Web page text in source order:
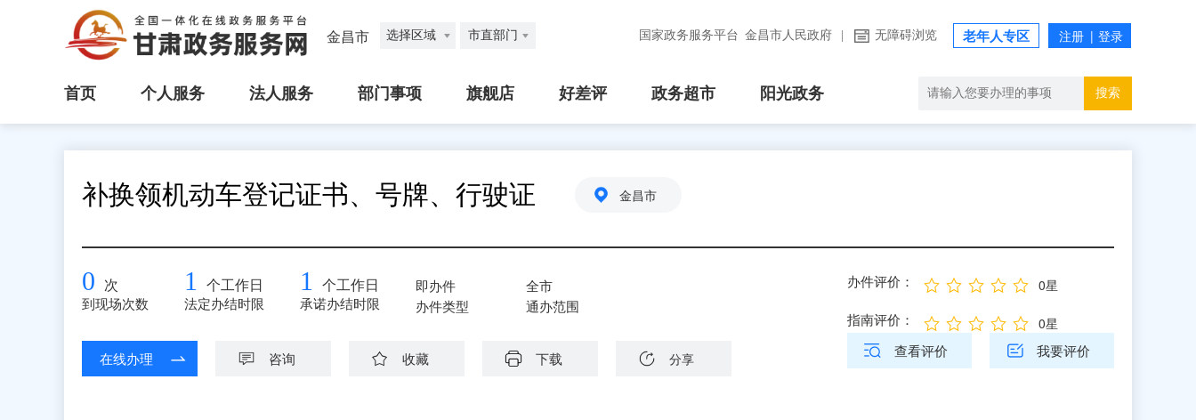
金昌市 选择区域 市直部门 国家政务服务平台 金昌市人民政府 无障碍浏览 老年人专区
首页 个人服务 法人服务 部门事项 旗舰店 好差评 政务超市 阳光政务 搜索
补换领机动车登记证书、号牌、行驶证 金昌市
0 次
到现场次数
1 个工作日
法定办结时限
1 个工作日
承诺办结时限
即办件
办件类型
全市
通办范围
在线办理 咨询 收藏 下载 分享
办件评价： 0星
指南评价： 0星
查看评价 我要评价